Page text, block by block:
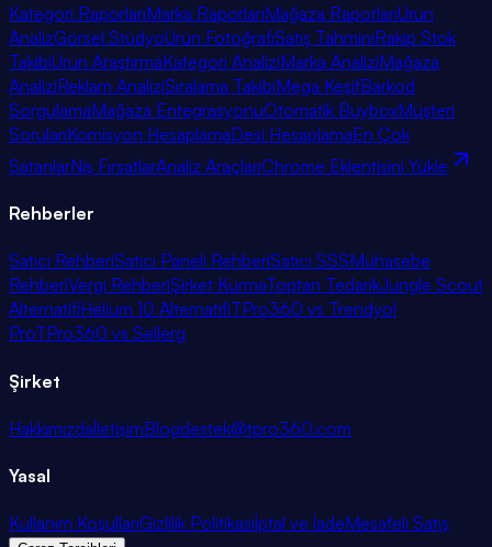
Kategori RaporlarıMarka RaporlarıMağaza RaporlarıÜrün
AnalizGörsel StüdyoÜrün FotoğrafıSatış TahminiRakip Stok
TakibiÜrün AraştırmaKategori AnaliziMarka AnaliziMağaza
AnaliziReklam AnaliziSıralama TakibiMega KeşifBarkod
SorgulamaMağaza EntegrasyonuOtomatik BuyboxMüşteri
SorularıKomisyon HesaplamaDesi HesaplamaEn Çok
SatanlarNiş FırsatlarAnaliz AraçlarıChrome Eklentisini Yükle
Rehberler
Satıcı RehberiSatıcı Paneli RehberiSatıcı SSSMuhasebe
RehberiVergi RehberiŞirket KurmaToptan TedarikJungle Scout
AlternatifiHelium 10 AlternatifiTPro360 vs Trendyol
ProTPro360 vs Sellerg
Şirket
HakkımızdaİletişimBlogdestek@tpro360.com
Yasal
Kullanım KoşullarıGizlilik Politikasıİptal ve İadeMesafeli Satış